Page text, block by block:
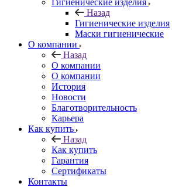
Гигиенические изделия
Назад
Гигиенические изделия
Маски гигиенические
О компании
Назад
О компании
О компании
История
Новости
Благотворительность
Карьера
Как купить
Назад
Как купить
Гарантия
Сертификаты
Контакты